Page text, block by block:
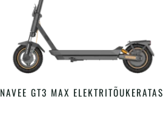
LISA KORVI
NAVEE GT3 MAX ELEKTRITÕUKERATAS